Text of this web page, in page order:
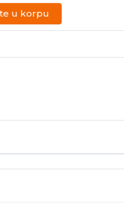
u korpu